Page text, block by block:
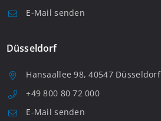
E-Mail senden
Düsseldorf
Hansaallee 98, 40547 Düsseldorf
+49 800 80 72 000
E-Mail senden